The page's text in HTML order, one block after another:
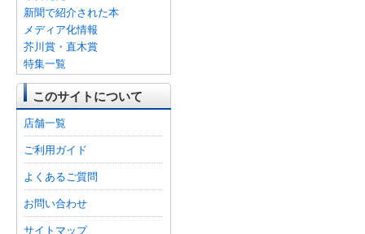
新聞で紹介された本
メディア化情報
芥川賞・直木賞
特集一覧
このサイトについて
店舗一覧
ご利用ガイド
よくあるご質問
お問い合わせ
サイトマップ